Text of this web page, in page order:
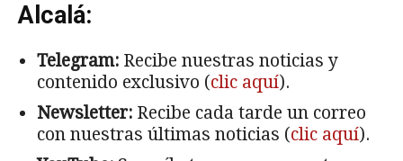
Alcalá:
Telegram: Recibe nuestras noticias y
contenido exclusivo (clic aquí).
Newsletter: Recibe cada tarde un correo
con nuestras últimas noticias (clic aquí).